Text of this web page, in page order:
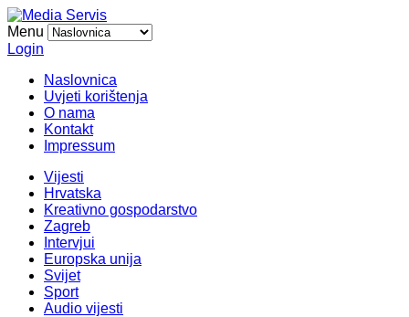
Menu
Login
Naslovnica
Uvjeti korištenja
O nama
Kontakt
Impressum
Vijesti
Hrvatska
Kreativno gospodarstvo
Zagreb
Intervjui
Europska unija
Svijet
Sport
Audio vijesti